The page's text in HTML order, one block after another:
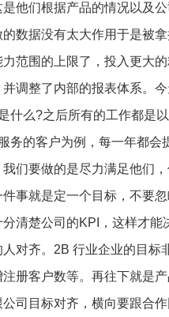
是他们根据产品的情况以及
数据没有太大作用于是被
力范围的上限了，投入更大
调整了内部的报表体系。
什么?之后所有的工作都是
务的客户为例，每一年都
们要做的是尽力满足他们
事就是定一个目标，不要
清楚公司的KPI，这样才能
对齐。2B 行业企业的目标
册客户数等。再往下就是
公司目标对齐，横向要跟合